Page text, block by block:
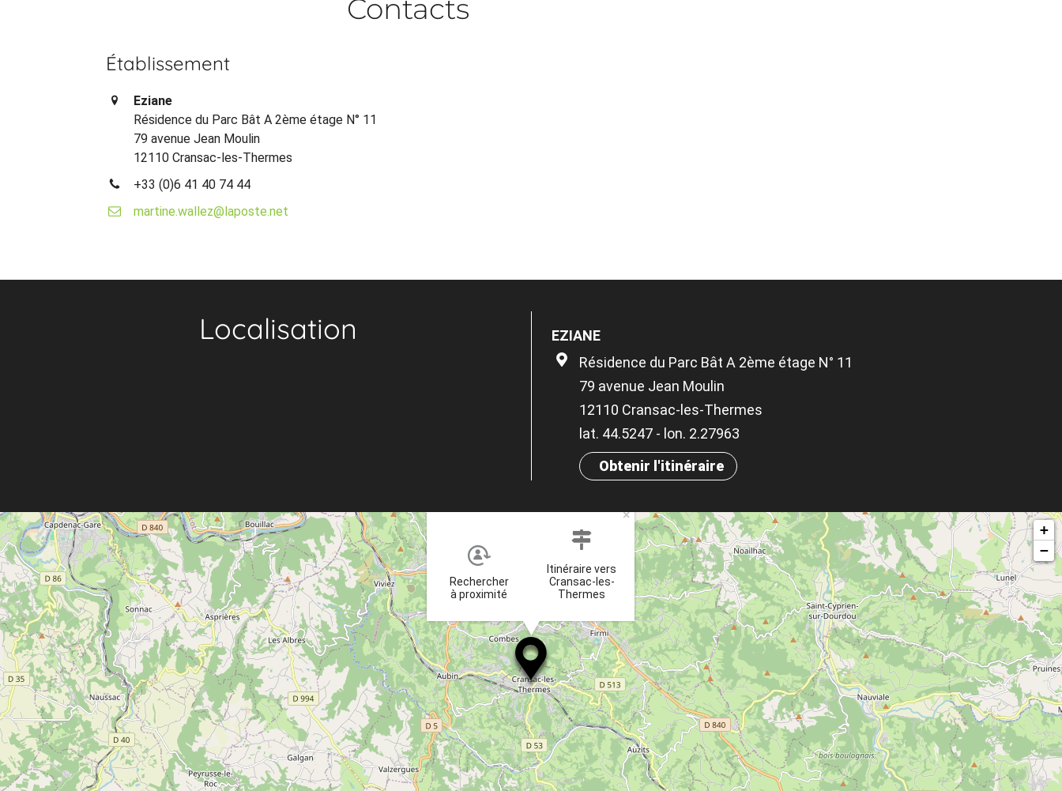
Contacts
Établissement
Eziane
Résidence du Parc Bât A 2ème étage N° 11
79 avenue Jean Moulin
12110 Cransac-les-Thermes
+33 (0)6 41 40 74 44
martine.wallez@laposte.net
Localisation
EZIANE
Résidence du Parc Bât A 2ème étage N° 11
79 avenue Jean Moulin
12110 Cransac-les-Thermes
lat. 44.5247 - lon. 2.27963
Obtenir l'itinéraire
Rechercher
à proximité
Itinéraire vers
Cransac-les-
Thermes
×
+
−